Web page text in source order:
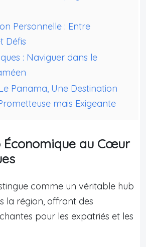
Personnelle : Entre
Défis
: Naviguer dans le
Panama, Une Destination
mais Exigeante
Économique au Cœur
comme un véritable hub
la région, offrant des
pour les expatriés et les